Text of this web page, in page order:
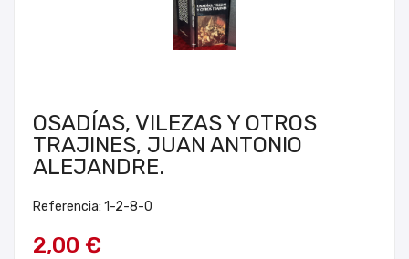
OSADÍAS, VILEZAS Y OTROS
TRAJINES, JUAN ANTONIO
ALEJANDRE.
Referencia: 1-2-8-0
2,00 €